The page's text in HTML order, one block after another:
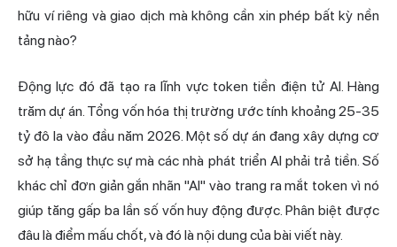
hữu ví riêng và giao dịch mà không cần xin phép bất kỳ nền
tảng nào?
Động lực đó đã tạo ra lĩnh vực token tiền điện tử AI. Hàng
trăm dự án. Tổng vốn hóa thị trường ước tính khoảng 25-35
tỷ đô la vào đầu năm 2026. Một số dự án đang xây dựng cơ
sở hạ tầng thực sự mà các nhà phát triển AI phải trả tiền. Số
khác chỉ đơn giản gắn nhãn "AI" vào trang ra mắt token vì nó
giúp tăng gấp ba lần số vốn huy động được. Phân biệt được
đâu là điểm mấu chốt, và đó là nội dung của bài viết này.